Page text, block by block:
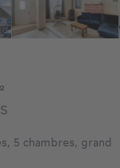
5 chambres, grand